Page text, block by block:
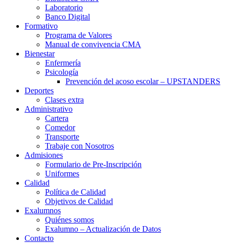
Laboratorio
Banco Digital
Formativo
Programa de Valores
Manual de convivencia CMA
Bienestar
Enfermería
Psicología
Prevención del acoso escolar – UPSTANDERS
Deportes
Clases extra
Administrativo
Cartera
Comedor
Transporte
Trabaje con Nosotros
Admisiones
Formulario de Pre-Inscripción
Uniformes
Calidad
Política de Calidad
Objetivos de Calidad
Exalumnos
Quiénes somos
Exalumno – Actualización de Datos
Contacto